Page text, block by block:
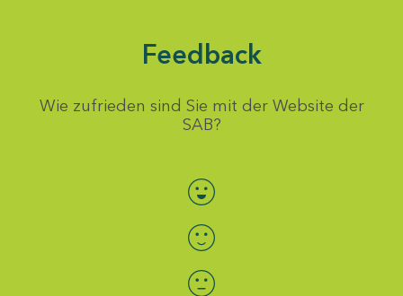
Feedback
Wie zufrieden sind Sie mit der Website der
SAB?
Bewertung auswählen